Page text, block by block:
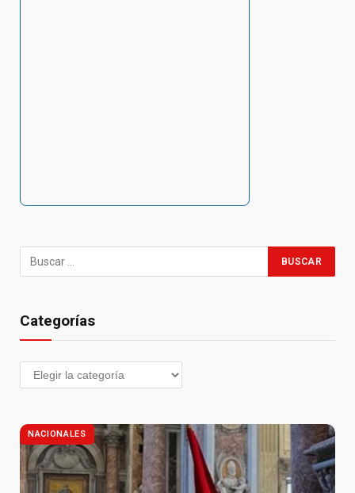
Categorías
NACIONALES